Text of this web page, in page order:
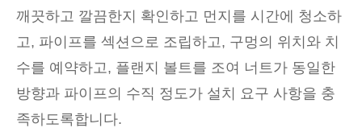
깨끗하고 깔끔한지 확인하고 먼지를 시간에 청소하
고, 파이프를 섹션으로 조립하고, 구멍의 위치와 치
수를 예약하고, 플랜지 볼트를 조여 너트가 동일한
방향과 파이프의 수직 정도가 설치 요구 사항을 충
족하도록합니다.